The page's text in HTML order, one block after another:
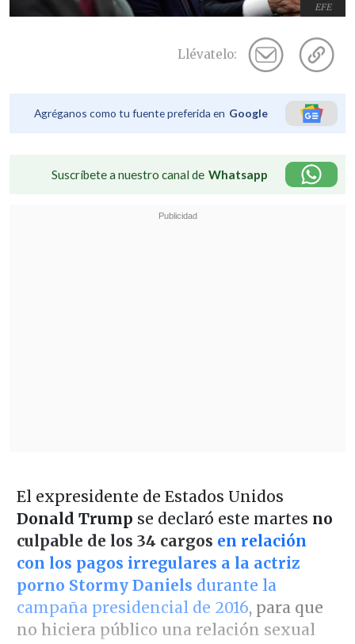
EFE
Llévatelo:
Agréganos como tu fuente preferida en Google
Suscríbete a nuestro canal de Whatsapp
El expresidente de Estados Unidos
Donald Trump se declaró este martes no
culpable de los 34 cargos en relación
con los pagos irregulares a la actriz
porno Stormy Daniels durante la
campaña presidencial de 2016, para que
no hiciera público una relación sexual